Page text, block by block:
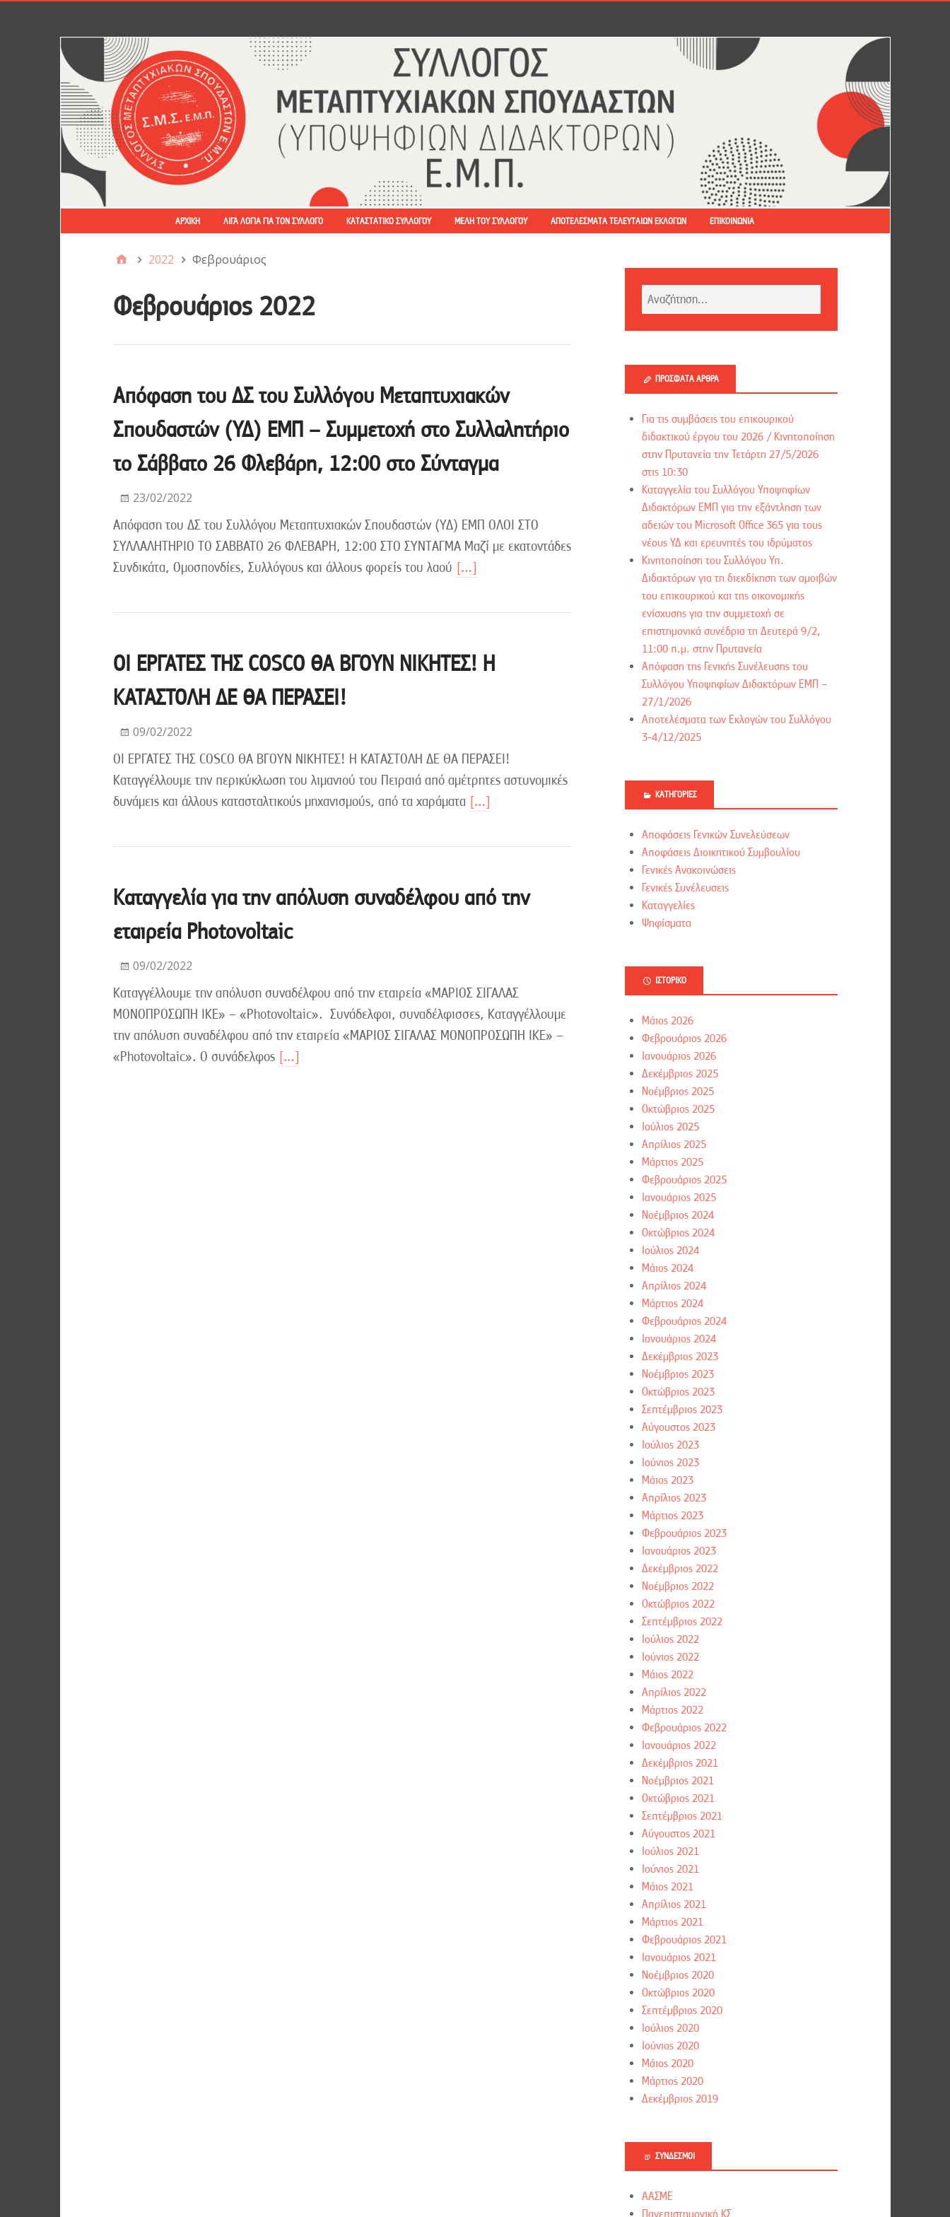
ΑΡΧΙΚΉ ΛΊΓΑ ΛΌΓΙΑ ΓΙΑ ΤΟΝ ΣΎΛΛΟΓΟ ΚΑΤΑΣΤΑΤΙΚΌ ΣΥΛΛΌΓΟΥ ΜΈΛΗ ΤΟΥ ΣΥΛΛΌΓΟΥ ΑΠΟΤΕΛΈΣΜΑΤΑ ΤΕΛΕΥΤΑΊΩΝ ΕΚΛΟΓΏΝ ΕΠΙΚΟΙΝΩΝΊΑ
2022 Φεβρουάριος
Φεβρουάριος 2022
Απόφαση του ΔΣ του Συλλόγου Μεταπτυχιακών
Σπουδαστών (ΥΔ) ΕΜΠ – Συμμετοχή στο Συλλαλητήριο
το Σάββατο 26 Φλεβάρη, 12:00 στο Σύνταγμα
23/02/2022
Απόφαση του ΔΣ του Συλλόγου Μεταπτυχιακών Σπουδαστών (ΥΔ) ΕΜΠ ΟΛΟΙ ΣΤΟ
ΣΥΛΛΑΛΗΤΗΡΙΟ ΤΟ ΣΑΒΒΑΤΟ 26 ΦΛΕΒΑΡΗ, 12:00 ΣΤΟ ΣΥΝΤΑΓΜΑ Μαζί με εκατοντάδες
Συνδικάτα, Ομοσπονδίες, Συλλόγους και άλλους φορείς του λαού […]
ΟΙ ΕΡΓΑΤΕΣ ΤΗΣ COSCO ΘΑ ΒΓΟΥΝ ΝΙΚΗΤΕΣ! Η
ΚΑΤΑΣΤΟΛΗ ΔΕ ΘΑ ΠΕΡΑΣΕΙ!
09/02/2022
ΟΙ ΕΡΓΑΤΕΣ ΤΗΣ COSCO ΘΑ ΒΓΟΥΝ ΝΙΚΗΤΕΣ! Η ΚΑΤΑΣΤΟΛΗ ΔΕ ΘΑ ΠΕΡΑΣΕΙ!
Καταγγέλλουμε την περικύκλωση του λιμανιού του Πειραιά από αμέτρητες αστυνομικές
δυνάμεις και άλλους κατασταλτικούς μηχανισμούς, από τα χαράματα […]
Καταγγελία για την απόλυση συναδέλφου από την
εταιρεία Photovoltaic
09/02/2022
Καταγγέλλουμε την απόλυση συναδέλφου από την εταιρεία «ΜΑΡΙΟΣ ΣΙΓΑΛΑΣ
ΜΟΝΟΠΡΟΣΩΠΗ ΙΚΕ» – «Photovoltaic». Συνάδελφοι, συναδέλφισσες, Καταγγέλλουμε
την απόλυση συναδέλφου από την εταιρεία «ΜΑΡΙΟΣ ΣΙΓΑΛΑΣ ΜΟΝΟΠΡΟΣΩΠΗ ΙΚΕ» –
«Photovoltaic». Ο συνάδελφος […]
ΠΡΌΣΦΑΤΑ ΆΡΘΡΑ
Για τις συμβάσεις του επικουρικού
διδακτικού έργου του 2026 / Kινητοποίηση
στην Πρυτανεία την Τετάρτη 27/5/2026
στις 10:30
Καταγγελία του Συλλόγου Υποψηφίων
Διδακτόρων ΕΜΠ για την εξάντληση των
αδειών του Microsoft Office 365 για τους
νέους ΥΔ και ερευνητές του ιδρύματος
Κινητοποίηση του Συλλόγου Υπ.
Διδακτόρων για τη διεκδίκηση των αμοιβών
του επικουρικού και της οικονομικής
ενίσχυσης για την συμμετοχή σε
επιστημονικά συνέδρια τη Δευτερά 9/2,
11:00 π.μ. στην Πρυτανεία
Απόφαση της Γενικής Συνέλευσης του
Συλλόγου Υποψηφίων Διδακτόρων ΕΜΠ –
27/1/2026
Αποτελέσματα των Εκλογών του Συλλόγου
3-4/12/2025
ΚΑΤΗΓΟΡΊΕΣ
Αποφάσεις Γενικών Συνελεύσεων
Αποφάσεις Διοικητικού Συμβουλίου
Γενικές Ανακοινώσεις
Γενικές Συνέλευσεις
Καταγγελίες
Ψηφίσματα
ΙΣΤΟΡΙΚΌ
Μάιος 2026
Φεβρουάριος 2026
Ιανουάριος 2026
Δεκέμβριος 2025
Νοέμβριος 2025
Οκτώβριος 2025
Ιούλιος 2025
Απρίλιος 2025
Μάρτιος 2025
Φεβρουάριος 2025
Ιανουάριος 2025
Νοέμβριος 2024
Οκτώβριος 2024
Ιούλιος 2024
Μάιος 2024
Απρίλιος 2024
Μάρτιος 2024
Φεβρουάριος 2024
Ιανουάριος 2024
Δεκέμβριος 2023
Νοέμβριος 2023
Οκτώβριος 2023
Σεπτέμβριος 2023
Αύγουστος 2023
Ιούλιος 2023
Ιούνιος 2023
Μάιος 2023
Απρίλιος 2023
Μάρτιος 2023
Φεβρουάριος 2023
Ιανουάριος 2023
Δεκέμβριος 2022
Νοέμβριος 2022
Οκτώβριος 2022
Σεπτέμβριος 2022
Ιούλιος 2022
Ιούνιος 2022
Μάιος 2022
Απρίλιος 2022
Μάρτιος 2022
Φεβρουάριος 2022
Ιανουάριος 2022
Δεκέμβριος 2021
Νοέμβριος 2021
Οκτώβριος 2021
Σεπτέμβριος 2021
Αύγουστος 2021
Ιούλιος 2021
Ιούνιος 2021
Μάιος 2021
Απρίλιος 2021
Μάρτιος 2021
Φεβρουάριος 2021
Ιανουάριος 2021
Νοέμβριος 2020
Οκτώβριος 2020
Σεπτέμβριος 2020
Ιούλιος 2020
Ιούνιος 2020
Μάιος 2020
Μάρτιος 2020
Δεκέμβριος 2019
ΣΎΝΔΕΣΜΟΙ
ΑΑΣΜΕ
Πανεπιστημονική ΚΣ